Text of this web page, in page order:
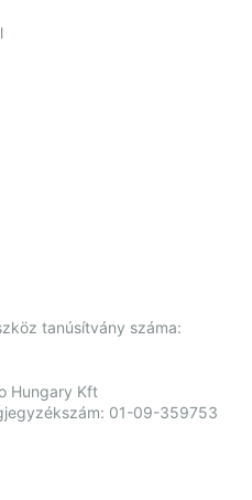
tanúsítvány száma:
Hungary Kft
01-09-359753